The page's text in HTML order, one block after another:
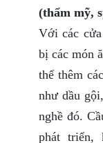
(thẩm mỹ,
Với các
bị các món
thể thêm
như dầu
nghề đó.
phát triển,